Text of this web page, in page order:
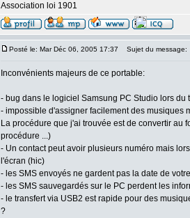
Association loi 1901
Posté le: Mar Déc 06, 2005 17:37 Sujet du message:
Inconvénients majeurs de ce portable:
- bug dans le logiciel Samsung PC Studio lors du
- impossible d'assigner facilement des musiques
La procédure que j'ai trouvée est de convertir au
procédure ...)
- Un contact peut avoir plusieurs numéro mais
l'écran (hic)
- les SMS envoyés ne gardent pas la date de
- les SMS sauvegardés sur le PC perdent les
- le transfert via USB2 est rapide pour des
?